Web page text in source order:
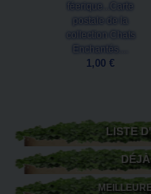
féerique...Carte
postale de la
collection Chats
Enchantés....
1,00 €
LISTE